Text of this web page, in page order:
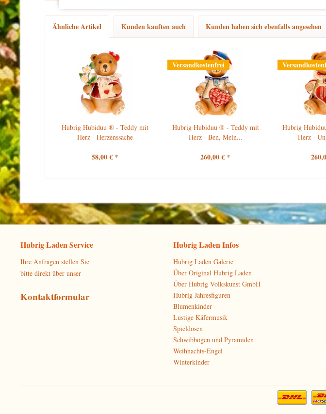
Ähnliche Artikel Kunden kauften auch Kunden haben sich ebenfalls angesehen
Hubrig Hubiduu ® - Teddy mit
Herz - Herzenssache
58,00 € *
Versandkostenfrei
Hubrig Hubiduu ® - Teddy mit
Herz - Ben, Mein...
260,00 € *
Hubrig
Herz -
Hubrig Laden Service
Ihre Anfragen stellen Sie
bitte direkt über unser
Kontaktformular
Hubrig Laden Infos
Hubrig Laden Galerie
Über Original Hubrig Laden
Über Hubrig Volkskunst GmbH
Hubrig Jahresfiguren
Blumenkinder
Lustige Käfermusik
Spieldosen
Schwibbögen und Pyramiden
Weihnachts-Engel
Winterkinder